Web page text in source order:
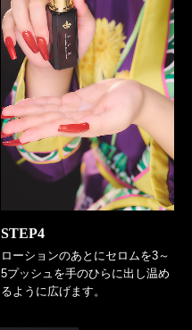
STEP4
ローションのあとにセロムを3～
5プッシュを手のひらに出し温め
るように広げます。